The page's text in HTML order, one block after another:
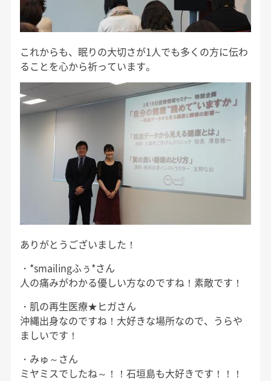
これからも、眠りの大切さが1人でも多くの方に伝わ
ることを心から祈っています。
ありがとうございました！
・*smailingふぅ*さん
人の痛みがわかる優しい方なのですね！素敵です！
・肌の再生医療★ヒガさん
沖縄出身なのですね！大好きな場所なので、うらや
ましいです！
・みゅ～さん
ミヤミスでしたね～！！石垣島も大好きです！！！